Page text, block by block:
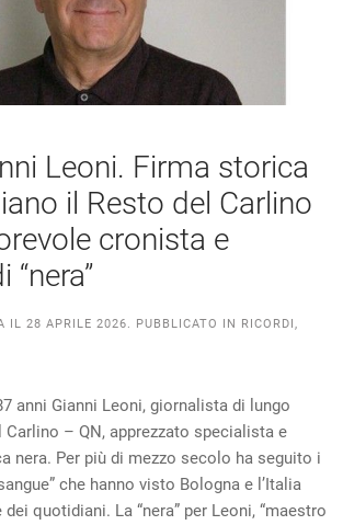
Leoni. Firma storica
il Resto del Carlino
cronista e
IL 28 APRILE 2026 . PUBBLICATO IN RICORDI
anni Gianni Leoni, giornalista di lungo
– QN, apprezzato specialista e
nera. Per più di mezzo secolo ha seguito i
che hanno visto Bologna e l’Italia
quotidiani. La “nera” per Leoni, “maestro